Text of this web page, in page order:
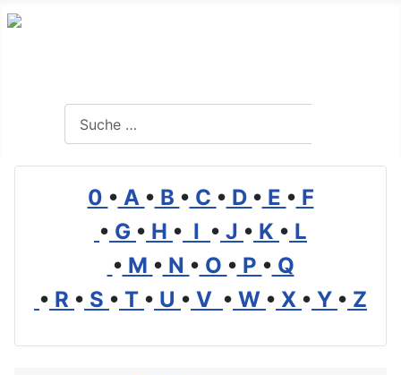
0 • A • B • C • D • E • F
• G • H • I • J • K • L
• M • N • O • P • Q
• R • S • T • U • V • W • X • Y • Z